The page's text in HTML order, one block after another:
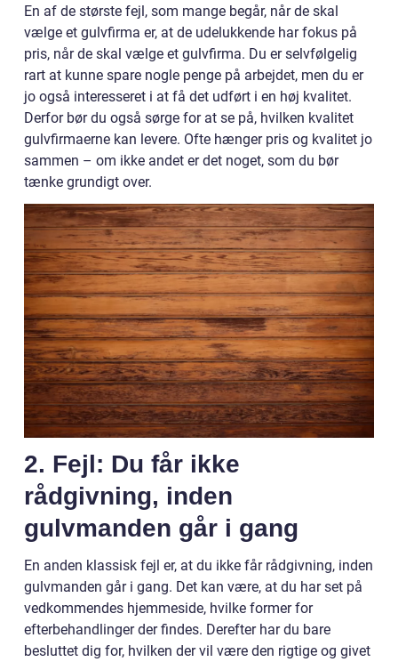
En af de største fejl, som mange begår, når de skal
vælge et gulvfirma er, at de udelukkende har fokus på
pris, når de skal vælge et gulvfirma. Du er selvfølgelig
rart at kunne spare nogle penge på arbejdet, men du er
jo også interesseret i at få det udført i en høj kvalitet.
Derfor bør du også sørge for at se på, hvilken kvalitet
gulvfirmaerne kan levere. Ofte hænger pris og kvalitet jo
sammen – om ikke andet er det noget, som du bør
tænke grundigt over.
2. Fejl: Du får ikke
rådgivning, inden
gulvmanden går i gang
En anden klassisk fejl er, at du ikke får rådgivning, inden
gulvmanden går i gang. Det kan være, at du har set på
vedkommendes hjemmeside, hvilke former for
efterbehandlinger der findes. Derefter har du bare
besluttet dig for, hvilken der vil være den rigtige og givet